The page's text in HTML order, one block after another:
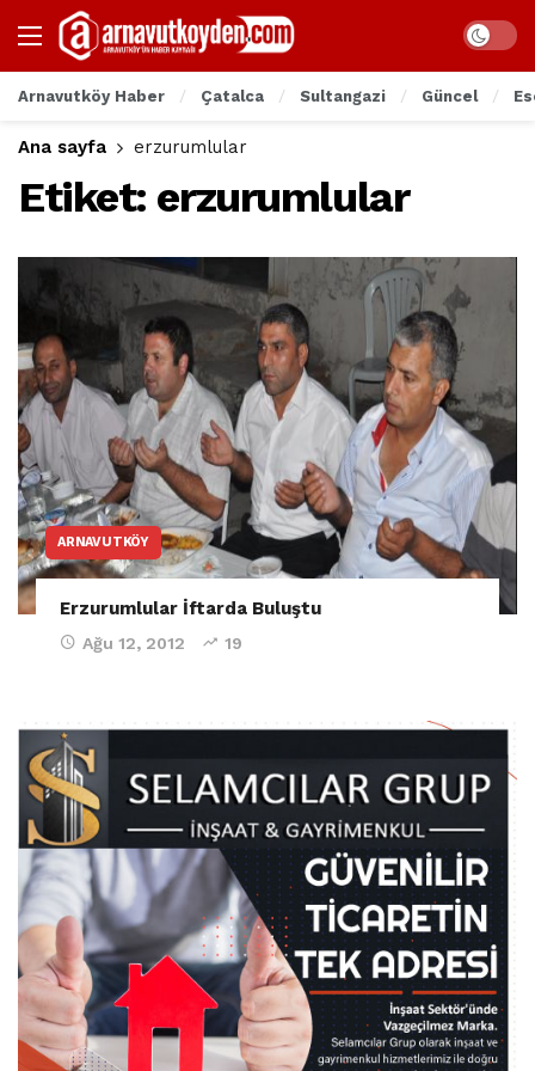
Arnavutköy Haber Çatalca Sultangazi Güncel
Ana sayfa erzurumlular
Etiket: erzurumlular
ARNAVUTKÖY
Erzurumlular İftarda Buluştu
Ağu 12, 2012 19